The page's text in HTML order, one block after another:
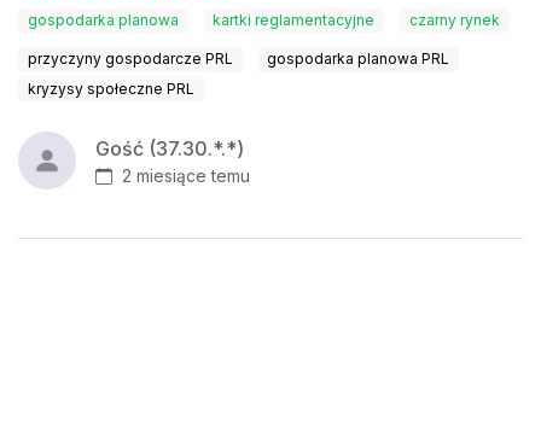
gospodarka planowa kartki reglamentacyjne czarny rynek
przyczyny gospodarcze PRL
gospodarka planowa PRL
kryzysy społeczne PRL
Gość (37.30.*.*)
2 miesiące temu